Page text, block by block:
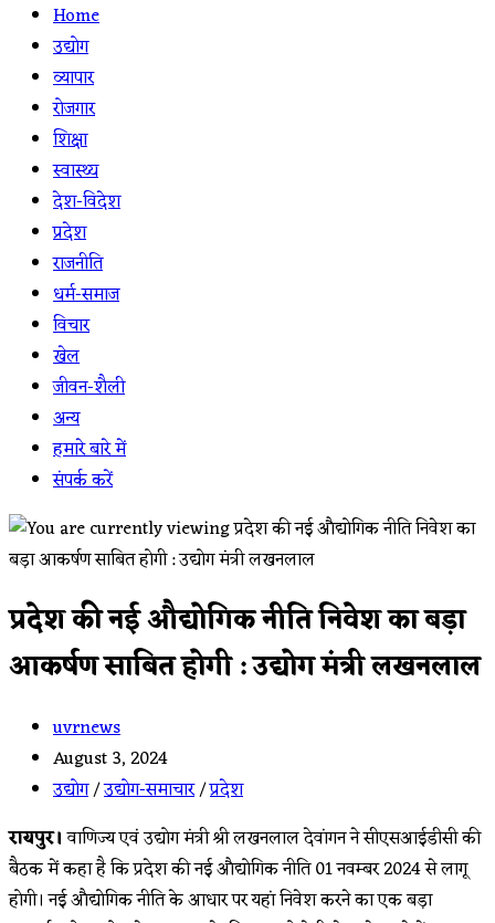
Home
उद्योग
व्यापार
रोजगार
शिक्षा
स्वास्थ्य
देश-विदेश
प्रदेश
राजनीति
धर्म-समाज
विचार
खेल
जीवन-शैली
अन्य
हमारे बारे में
संपर्क करें
प्रदेश की नई औद्योगिक नीति निवेश का बड़ा
आकर्षण साबित होगी : उद्योग मंत्री लखनलाल
Post
author:
uvrnews
Post
published:
August 3, 2024
Post
category:
उद्योग/उद्योग-समाचार/प्रदेश
रायपुर।वाणिज्य एवं उद्योग मंत्री श्री लखनलाल देवांगन ने सीएसआईडीसी की
बैठक में कहा है कि प्रदेश की नई औद्योगिक नीति 01 नवम्बर 2024 से लागू
होगी। नई औद्योगिक नीति के आधार पर यहां निवेश करने का एक बड़ा